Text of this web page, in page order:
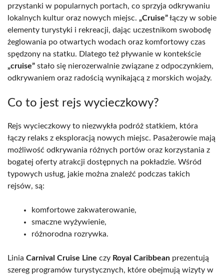
przystanki w popularnych portach, co sprzyja odkrywaniu
lokalnych kultur oraz nowych miejsc. „Cruise”łączy w sobie
elementy turystyki i rekreacji, dając uczestnikom swobodę
żeglowania po otwartych wodach oraz komfortowy czas
spędzony na statku. Dlatego też pływanie w kontekście
„cruise” stało się nierozerwalnie związane z odpoczynkiem,
odkrywaniem oraz radością wynikającą z morskich wojaży.
Co to jest rejs wycieczkowy?
Rejs wycieczkowy to niezwykła podróż statkiem, która
łączy relaks z eksploracją nowych miejsc. Pasażerowie mają
możliwość odkrywania różnych portów oraz korzystania z
bogatej oferty atrakcji dostępnych na pokładzie. Wśród
typowych usług, jakie można znaleźć podczas takich
rejsów, są:
komfortowe zakwaterowanie,
smaczne wyżywienie,
różnorodna rozrywka.
Linia Carnival Cruise Line czy Royal Caribbean prezentują
szereg programów turystycznych, które obejmują wizyty w